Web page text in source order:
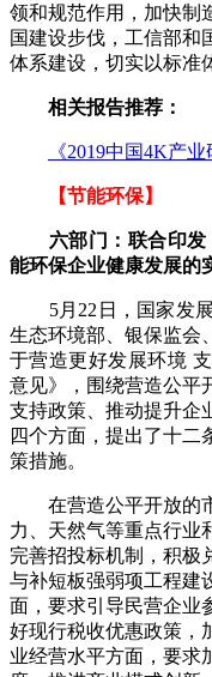
领和规范作用，加快制
国建设步伐，工信部和
体系建设，切实以标准
相关报告推荐：
《2019中国4K产
【节能环保】
六部门：联合印
能环保企业健康发展的
5月22日，国家发展
生态环境部、银保监会
于营造更好发展环境
意见》，围绕营造公平
支持政策、推动提升企
四个方面，提出了十二
策措施。
在营造公平开放的市
力、天然气等重点行业
完善招投标机制，积极
与补短板强弱项工程建
面，要求引导民营企业
好现行税收优惠政策，
业经营水平方面，要求